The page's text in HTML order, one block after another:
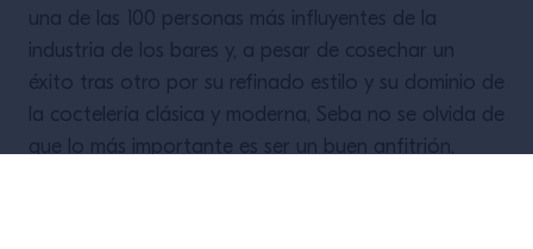
una de las 100 personas más influyentes de la
industria de los bares y, a pesar de cosechar un
éxito tras otro por su refinado estilo y su dominio de
la coctelería clásica y moderna, Seba no se olvida de
que lo más importante es ser un buen anfitrión,